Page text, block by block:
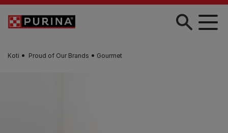
Skip to main content
Koti Proud of Our Brands Gourmet